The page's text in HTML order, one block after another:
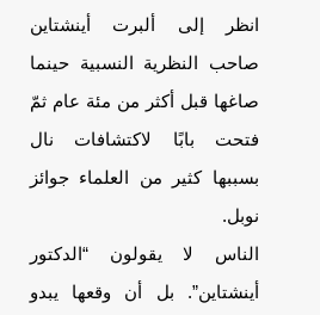
انظر إلى ألبرت أينشتاين
صاحب النظرية النسبية حينما
صاغها قبل أكثر من مئة عام ثمّ
فتحت بابًا لاكتشافات نال
بسببها كثير من العلماء جوائز
نوبل.
الناس لا يقولون “الدكتور
أينشتاين”. بل أن وقعها يبدو